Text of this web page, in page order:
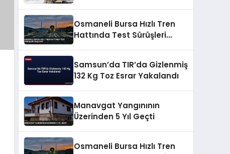
Osmaneli Bursa Hızlı Tren
Hattında Test Sürüşleri
Samsun’da TIR’da Gizlenmiş
132 Kg Toz Esrar Yakalandı
Manavgat Yangınının
Üzerinden 5 Yıl Geçti
Osmaneli Bursa Hızlı Tren